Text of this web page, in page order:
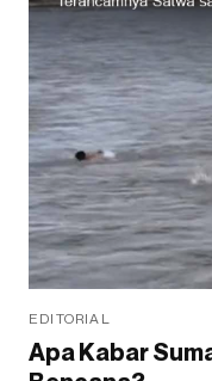
EDITORIAL
Apa Kabar